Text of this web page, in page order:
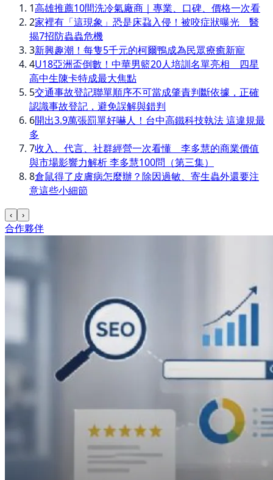
1高雄推薦10間洗冷氣廠商｜專業、口碑、價格一次看
2家裡有「這現象」恐是床蝨入侵！被咬症狀曝光 醫
揭7招防蟲蟲危機
3新興趣潮！每隻5千元的柯爾鴨成為民眾療癒新寵
4U18亞洲盃倒數！中華男籃20人培訓名單亮相 四星
高中生陳卡特成最大焦點
5交通事故登記聯單順序不可當成肇責判斷依據，正確
認識事故登記，避免誤解與錯判
6開出3.9萬張罰單好嚇人！台中高鐵科技執法 這違規最
多
7收入、代言、社群經營一次看懂 李多慧的商業價值
與市場影響力解析 李多慧100問（第三集）
8倉鼠得了皮膚病怎麼辦？除因過敏、寄生蟲外還要注
意這些小細節
‹ ›
合作夥伴